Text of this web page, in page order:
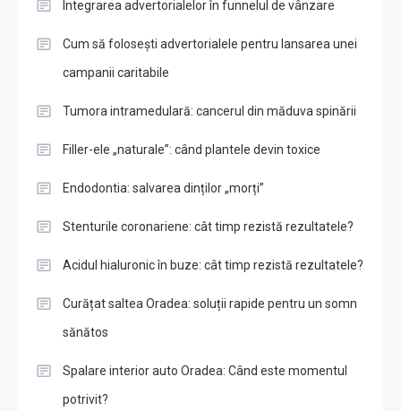
Integrarea advertorialelor în funnelul de vânzare
Cum să folosești advertorialele pentru lansarea unei
campanii caritabile
Tumora intramedulară: cancerul din măduva spinării
Filler-ele „naturale”: când plantele devin toxice
Endodontia: salvarea dinților „morți”
Stenturile coronariene: cât timp rezistă rezultatele?
Acidul hialuronic în buze: cât timp rezistă rezultatele?
Curățat saltea Oradea: soluții rapide pentru un somn
sănătos
Spalare interior auto Oradea: Când este momentul
potrivit?